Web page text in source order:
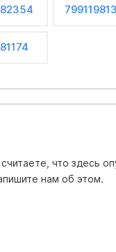
что здесь
нам об этом.